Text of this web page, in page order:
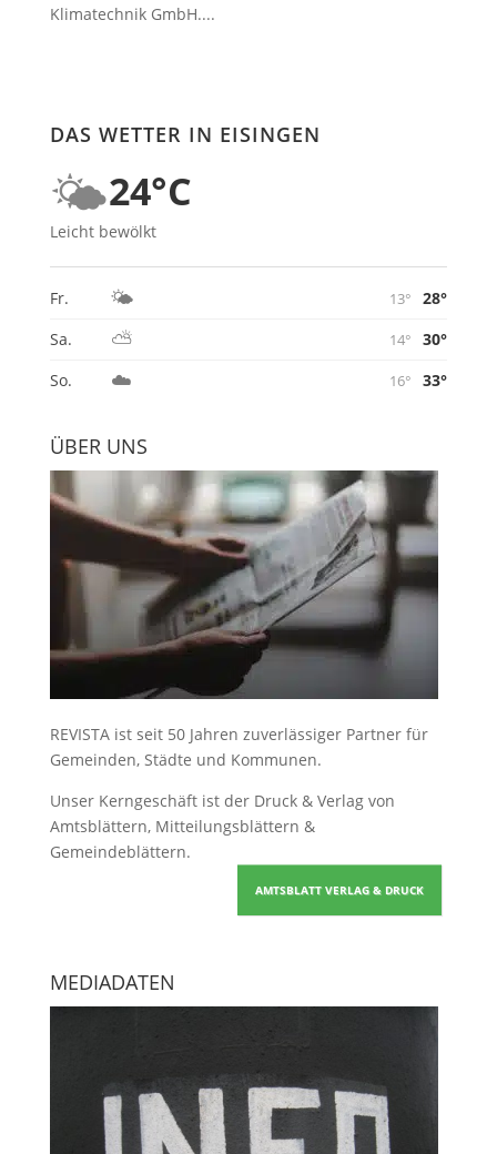
Klimatechnik GmbH....
DAS WETTER IN EISINGEN
🌤️24°C
Leicht bewölkt
Fr. 🌤️ 13°
28°
Sa.
⛅ 14°
30°
So.
☁️ 16° 33°
ÜBER UNS
REVISTA ist seit 50 Jahren zuverlässiger Partner für
Gemeinden, Städte und Kommunen.
Unser Kerngeschäft ist der Druck & Verlag von
Amtsblättern, Mitteilungsblättern &
Gemeindeblättern.
AMTSBLATT VERLAG & DRUCK
MEDIADATEN